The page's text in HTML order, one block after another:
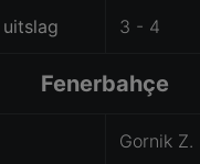
3 - 4
Fenerbahçe
Gornik Z.